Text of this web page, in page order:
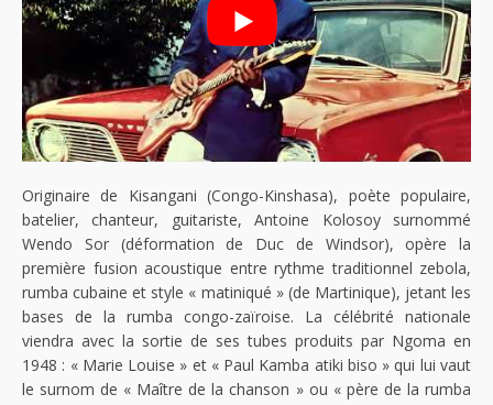
Originaire de Kisangani (Congo-Kinshasa), poète populaire,
batelier, chanteur, guitariste, Antoine Kolosoy surnommé
Wendo Sor (déformation de Duc de Windsor), opère la
première fusion acoustique entre rythme traditionnel zebola,
rumba cubaine et style « matiniqué » (de Martinique), jetant les
bases de la rumba congo-zaïroise. La célébrité nationale
viendra avec la sortie de ses tubes produits par Ngoma en
1948 : « Marie Louise » et « Paul Kamba atiki biso » qui lui vaut
le surnom de « Maître de la chanson » ou « père de la rumba